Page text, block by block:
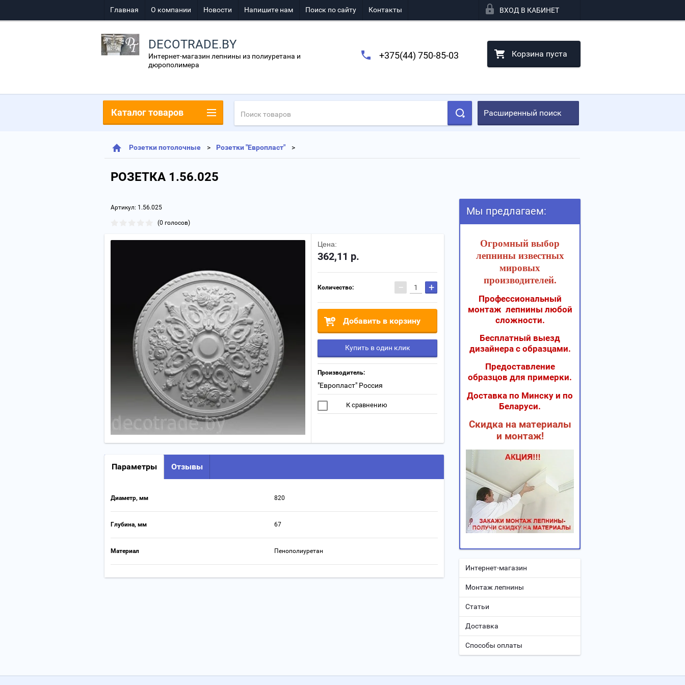
Главная О компании Новости Напишите нам Поиск по сайту Контакты ВХОД В КАБИНЕТ
DECOTRADE.BY
Интернет-магазин лепнины из полиуретана и
дюрополимера
+375(44) 750-85-03 Корзина пуста
Расширенный поиск
Розетки потолочные Розетки "Европласт"
РОЗЕТКА 1.56.025
Артикул: 1.56.025
(0 голосов)
Цена:
362,11 р.
Количество: − +
Добавить в корзину
Купить в один клик
Производитель:
"Европласт" Россия
К сравнению
Параметры Отзывы
Диаметр, мм 820
Глубина, мм 67
Материал Пенополиуретан
Каталог товаров
Мы предлагаем:
Огромный выбор
лепнины известных
мировых
производителей.
Профессиональный
монтаж лепнины любой
сложности.
Бесплатный выезд
дизайнера с образцами.
Предоставление
образцов для примерки.
Доставка по Минску и по
Беларуси.
Скидка на материалы
и монтаж!
Интернет-магазин
Монтаж лепнины
Статьи
Доставка
Способы оплаты